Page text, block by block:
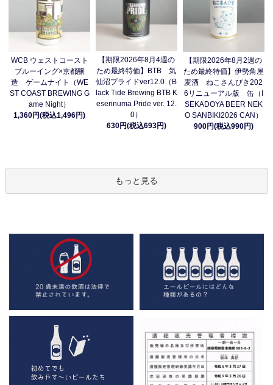
WCB ウェストコースト
ブルーイング×京都醸
造 ゲームナイト（WE
ST COAST BREWING G
ame Night）
1,360円(税込1,496円)
【期限2026年8月4週の
ため最終特価】BTB 気
仙沼プライドver12.0（B
lack Tide Brewing BTB K
esennuma Pride ver. 12.
0）
630円(税込693円)
【期限2026年8月2週の
ため最終特価】伊勢角屋
麦酒 ねこさんびき202
6リニューアル版 缶（I
SEKADOYA BEER NEK
O SANBIKI2026 CAN）
900円(税込990円)
もっと見る